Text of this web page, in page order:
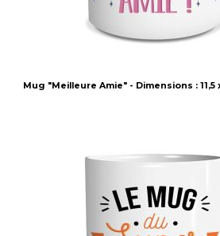
Mug "Meilleure Amie" - Dimensions : 11,5